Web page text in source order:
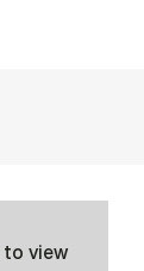
to view